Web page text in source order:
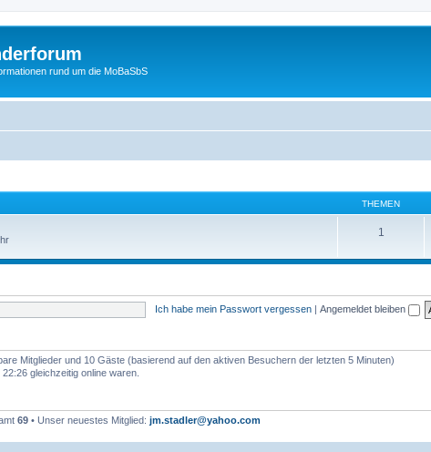
rund um die MoBaSbS
THEMEN
1
Ich habe mein Passwort vergessen | Angemeldet bleiben
Mitglieder und 10 Gäste (basierend auf den aktiven Besuchern der letzten 5 Minuten)
gleichzeitig online waren.
69 • Unser neuestes Mitglied: jm.stadler@yahoo.com